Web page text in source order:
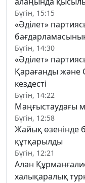
Бүгін, 15:15
«Әділет»
Бүгін, 14:30
«Әділет»
Қарағанды
кездесті
Бүгін, 14:22
Маңғыстаудағы
Бүгін, 12:58
Жайық өзенінде
құтқарылды
Бүгін, 12:21
Алан
халықаралық